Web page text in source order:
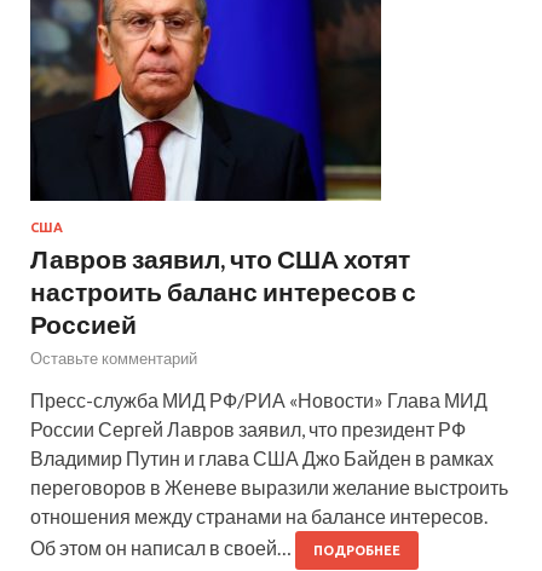
США
Лавров заявил, что США хотят
настроить баланс интересов с
Россией
Оставьте комментарий
Пресс-служба МИД РФ/РИА «Новости» Глава МИД
России Сергей Лавров заявил, что президент РФ
Владимир Путин и глава США Джо Байден в рамках
переговоров в Женеве выразили желание выстроить
отношения между странами на балансе интересов.
Об этом он написал в своей…
ПОДРОБНЕЕ